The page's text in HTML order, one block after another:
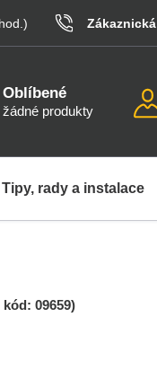
hod. )
Oblíbené
žádné produkty
Tipy, rady a instalace
kód: 09659)